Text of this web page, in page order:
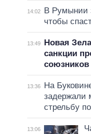
14:02
В Румынии
чтобы
13:49
Новая
санкции
союзников
13:36
На
задержали
стрельбу
13:06